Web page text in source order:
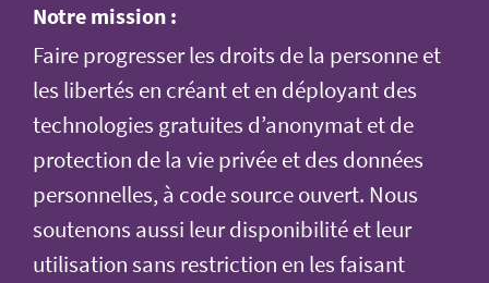
Notre mission :
Faire progresser les droits de la personne et
les libertés en créant et en déployant des
technologies gratuites d’anonymat et de
protection de la vie privée et des données
personnelles, à code source ouvert. Nous
soutenons aussi leur disponibilité et leur
utilisation sans restriction en les faisant